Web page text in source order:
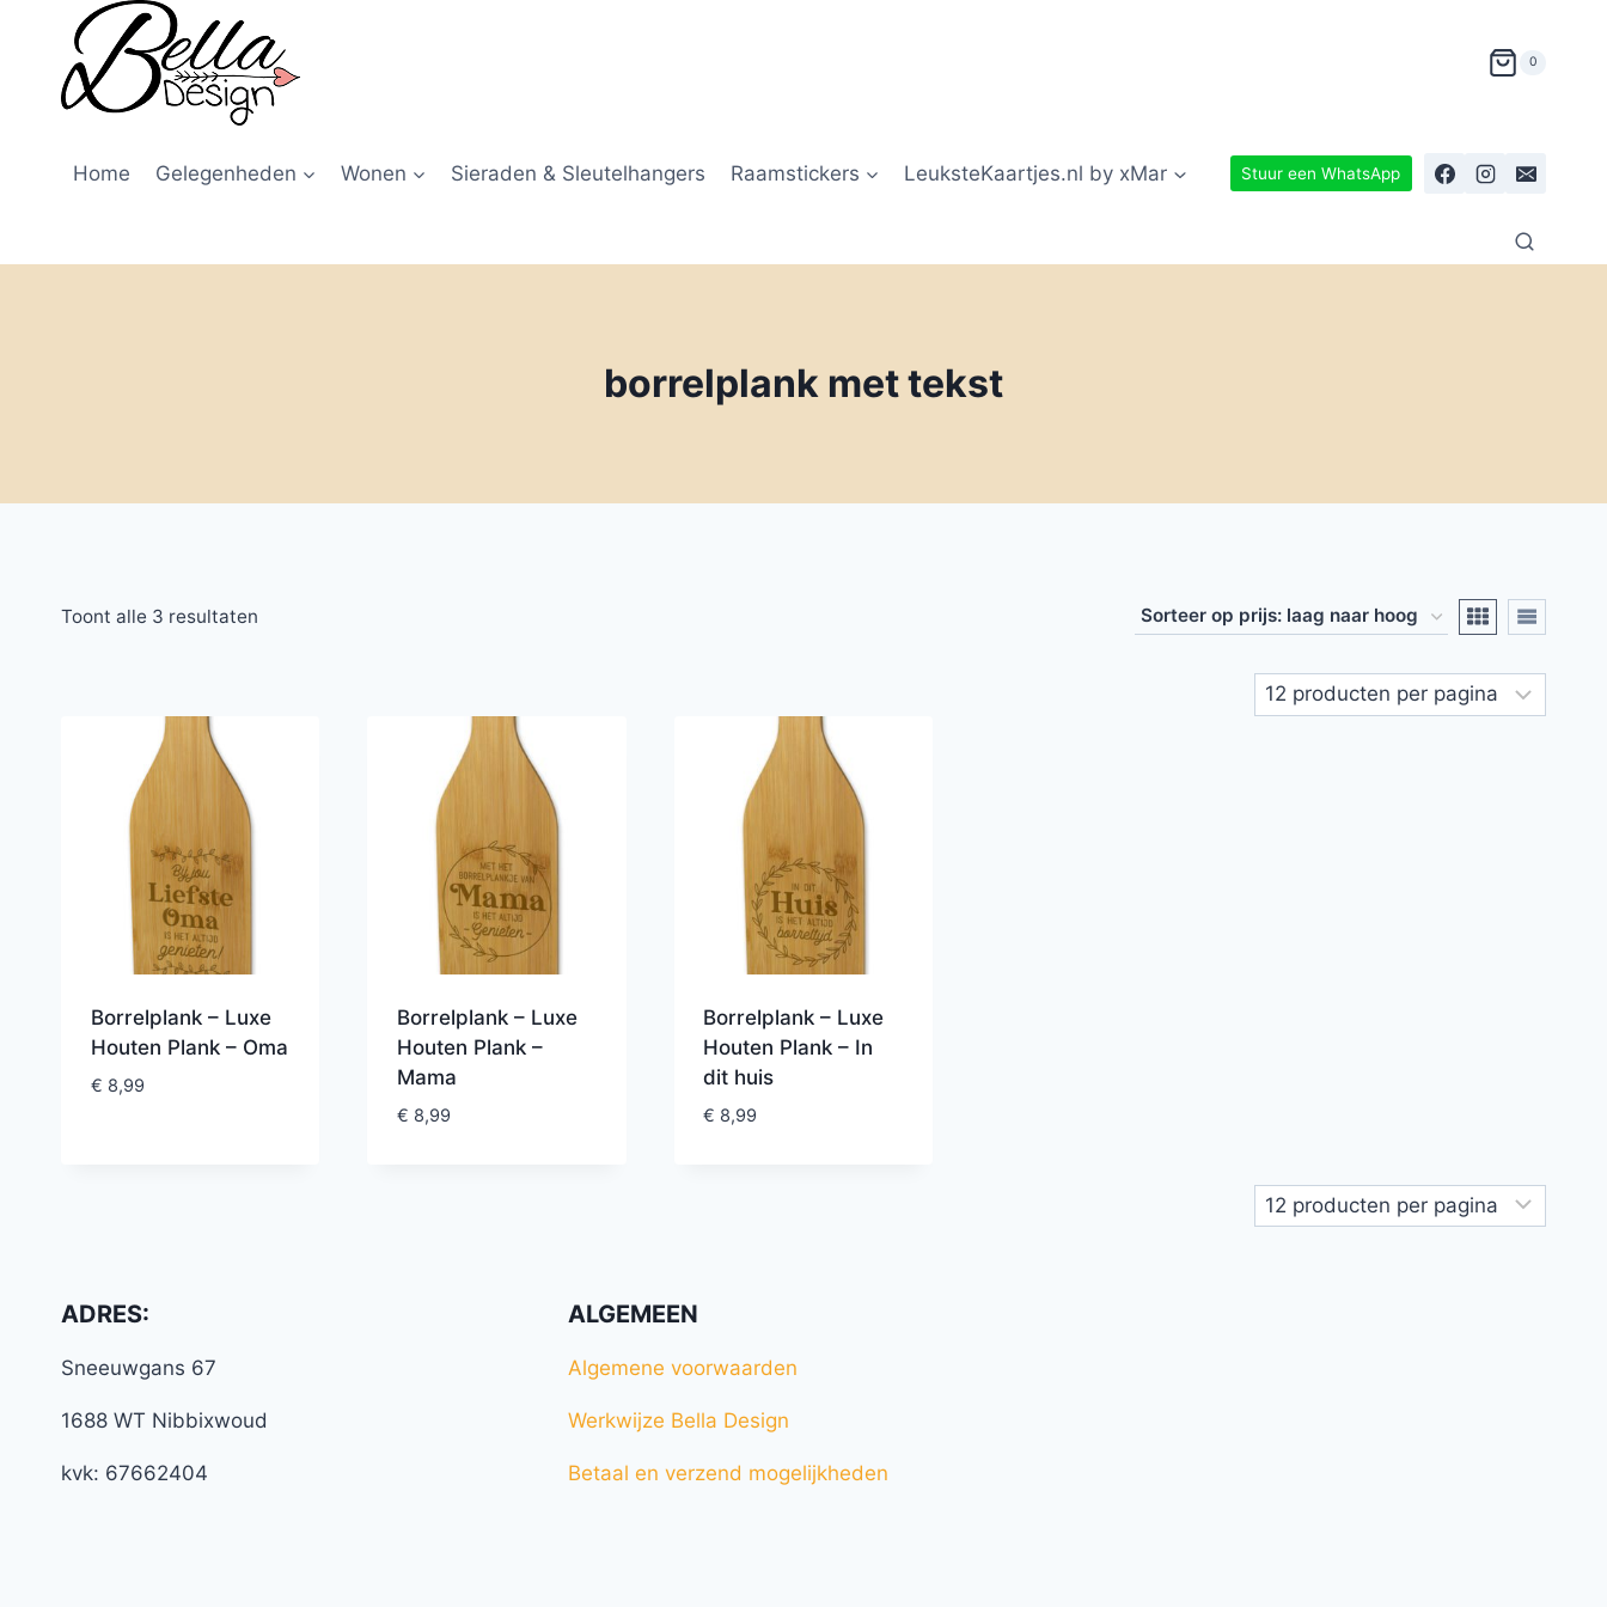
0
Home Gelegenheden Wonen Sieraden & Sleutelhangers Raamstickers LeuksteKaartjes.nl by xMar Stuur een WhatsApp
borrelplank met tekst
Toont alle 3 resultaten
Borrelplank – Luxe
Houten Plank – Oma
€ 8,99
Borrelplank – Luxe
Houten Plank –
Mama
€ 8,99
Borrelplank – Luxe
Houten Plank – In
dit huis
€ 8,99
ADRES:
Sneeuwgans 67
1688 WT Nibbixwoud
kvk: 67662404
ALGEMEEN
Algemene voorwaarden
Werkwijze Bella Design
Betaal en verzend mogelijkheden